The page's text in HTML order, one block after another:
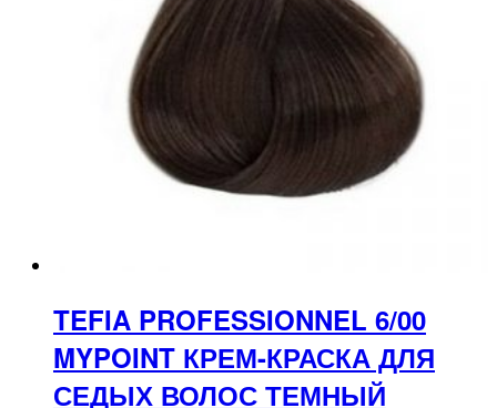
TEFIA PROFESSIONNEL 6/00
MYPOINT КРЕМ-КРАСКА ДЛЯ
СЕДЫХ ВОЛОС ТЕМНЫЙ